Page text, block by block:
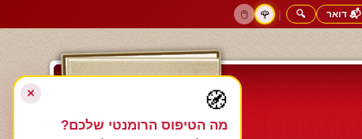
📬 דואר 🔍
|
🌹
🖱️
הרשם עכשיו